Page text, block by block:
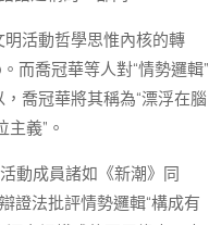
活動哲學思惟內核的轉
而喬冠華等人對“情勢邏輯”
喬冠華將其稱為“漂浮在腦
義”。
動成員諸如《新潮》同
證法批評情勢邏輯“構成有